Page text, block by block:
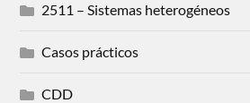
2511 – Sistemas heterogéneos
Casos prácticos
CDD